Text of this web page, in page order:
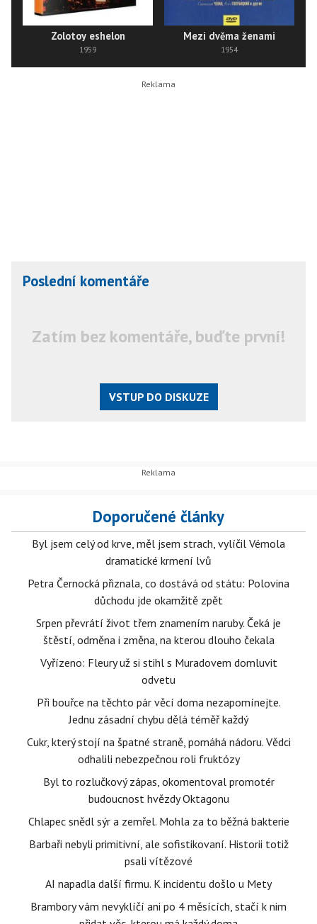
Zolotoy eshelon
1959
Mezi dvěma ženami
1954
Poslední komentáře
Zatím bez komentáře, buďte první!
VSTUP DO DISKUZE
Doporučené články
Byl jsem celý od krve, měl jsem strach, vylíčil Vémola
dramatické krmení lvů
Petra Černocká přiznala, co dostává od státu: Polovina
důchodu jde okamžitě zpět
Srpen převrátí život třem znamením naruby. Čeká je
štěstí, odměna i změna, na kterou dlouho čekala
Vyřízeno: Fleury už si stihl s Muradovem domluvit
odvetu
Při bouřce na těchto pár věcí doma nezapomínejte.
Jednu zásadní chybu dělá téměř každý
Cukr, který stojí na špatné straně, pomáhá nádoru. Vědci
odhalili nebezpečnou roli fruktózy
Byl to rozlučkový zápas, okomentoval promotér
budoucnost hvězdy Oktagonu
Chlapec snědl sýr a zemřel. Mohla za to běžná bakterie
Barbaři nebyli primitivní, ale sofistikovaní. Historii totiž
psali vítězové
AI napadla další firmu. K incidentu došlo u Mety
Brambory vám nevyklíčí ani po 4 měsících, stačí k nim